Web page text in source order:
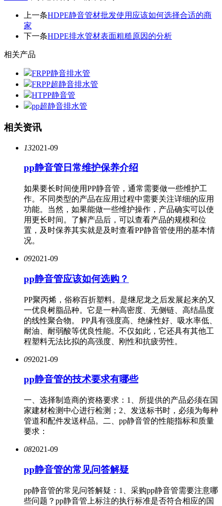
上一条HDPE静音管材批发使用应该如何选择合适的商
家
下一条HDPE排水管材表面粗糙原因的分析
相关产品
FRPP静音排水管
FRPP超静音排水管
HTPP静音管
pp超静音排水管
相关资讯
132021-09
pp静音管日常维护保养介绍
如果要长时间使用PP静音管，通常需要做一些维护工
作。不同类型的产品在应用过程中需要关注详细的应用
功能。当然，如果能做一些维护操作，产品确实可以使
用更长时间。了解产品后，可以查看产品的规模和位
置，及时保养其实就是及时查看PP静音管使用的基本情
况。
092021-09
pp静音管应该如何选购？
PP聚丙烯，俗称百折塑料。是继尼龙之后发展起来的又
一优良树脂品种。它是一种高密度、无侧链、高结晶度
的线性聚合物。 PP具有强度高、绝缘性好、吸水率低、
耐油、耐弱酸等优良性能。不仅如此，它还具有其他工
程塑料无法比拟的高强度、刚性和抗疲劳性。
092021-09
pp静音管的技术要求有哪些
一、选择制造商的资格要求：1、所提供的产品必须在国
家建材检测中心进行检测；2、发送标书时，必须为每种
管道和配件发送样品。二、pp静音管的性能指标和质量
要求：
082021-09
pp静音管的常见问答解疑
pp静音管的常见问答解疑：1、采购pp静音管需要注意哪
些问题？pp静音管上标注的执行标准是否符合相应的国